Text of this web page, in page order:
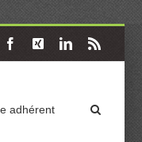
Facebook
X LinkedIn
adhérent